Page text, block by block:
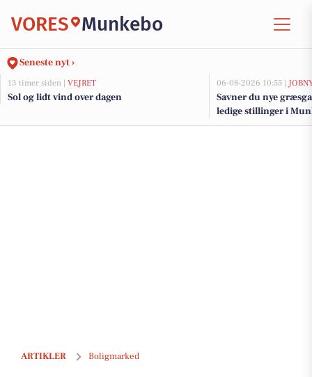
VORES Munkebo
Seneste nyt ›
13 timer siden | VEJRET
Sol og lidt vind over dagen
06-08-2026 10:55 |
Savner du nye
ledige stillinger i
ARTIKLER Boligmarked
225.000 kroner koster den billigste bolig til salg i Kerteminde